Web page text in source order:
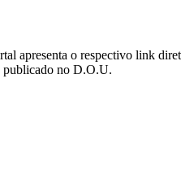
apresenta o respectivo link
publicado no D.O.U.